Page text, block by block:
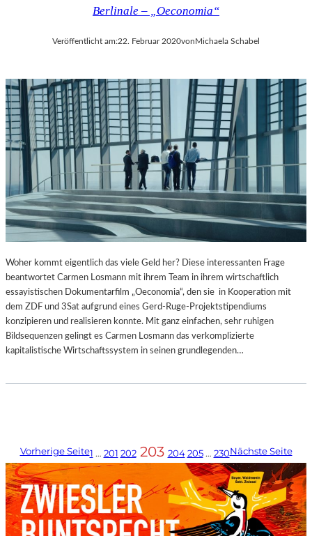
Berlinale – „Oeconomia“
Veröffentlicht am:22. Februar 2020vonMichaela Schabel
Woher kommt eigentlich das viele Geld her? Diese interessanten Frage
beantwortet Carmen Losmann mit ihrem Team in ihrem wirtschaftlich
essayistischen Dokumentarfilm „Oeconomia“, den sie in Kooperation mit
dem ZDF und 3Sat aufgrund eines Gerd-Ruge-Projektstipendiums
konzipieren und realisieren konnte. Mit ganz einfachen, sehr ruhigen
Bildsequenzen gelingt es Carmen Losmann das verkomplizierte
kapitalistische Wirtschaftssystem in seinen grundlegenden…
Vorherige Seite1 … 201 202 203 204 205 … 230Nächste Seite